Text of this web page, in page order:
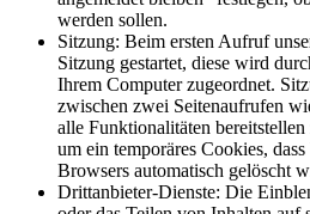
werden sollen.
Sitzung: Beim ersten Aufruf
Sitzung gestartet, diese wird
Ihrem Computer zugeordnet.
zwischen zwei Seitenaufrufen
alle Funktionalitäten
um ein temporäres Cookies,
Browsers automatisch gelöscht
Drittanbieter-Dienste: Die